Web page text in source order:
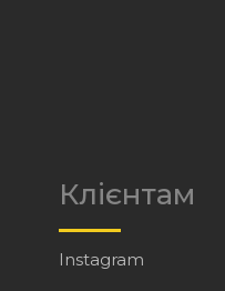
Клієнтам
Instagram